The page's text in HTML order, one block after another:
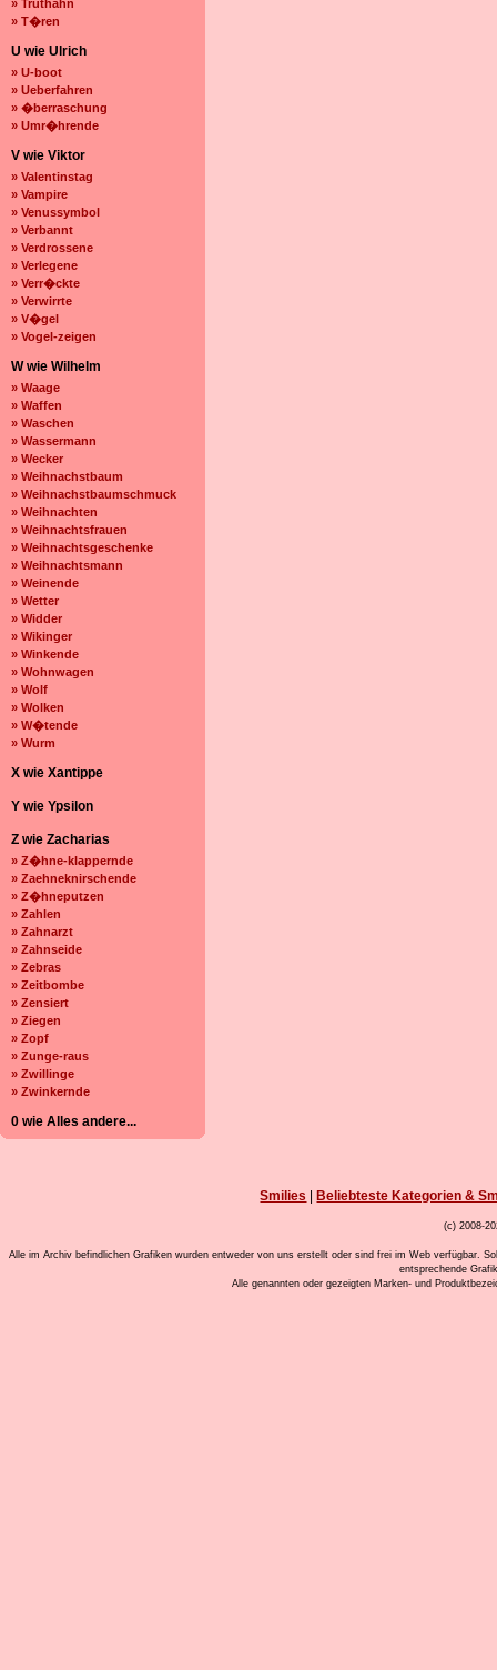
» Truthahn
» T�ren
U wie Ulrich
» U-boot
» Ueberfahren
» �berraschung
» Umr�hrende
V wie Viktor
» Valentinstag
» Vampire
» Venussymbol
» Verbannt
» Verdrossene
» Verlegene
» Verr�ckte
» Verwirrte
» V�gel
» Vogel-zeigen
W wie Wilhelm
» Waage
» Waffen
» Waschen
» Wassermann
» Wecker
» Weihnachstbaum
» Weihnachstbaumschmuck
» Weihnachten
» Weihnachtsfrauen
» Weihnachtsgeschenke
» Weihnachtsmann
» Weinende
» Wetter
» Widder
» Wikinger
» Winkende
» Wohnwagen
» Wolf
» Wolken
» W�tende
» Wurm
X wie Xantippe
Y wie Ypsilon
Z wie Zacharias
» Z�hne-klappernde
» Zaehneknirschende
» Z�hneputzen
» Zahlen
» Zahnarzt
» Zahnseide
» Zebras
» Zeitbombe
» Zensiert
» Ziegen
» Zopf
» Zunge-raus
» Zwillinge
» Zwinkernde
0 wie Alles andere...
Smilies Beliebteste Kategorien &
(c) 2008-
Alle im Archiv befindlichen Grafiken wurden entweder von uns erstellt oder sind frei im Web verfügbar.
entsprechende
Alle genannten oder gezeigten Marken- und